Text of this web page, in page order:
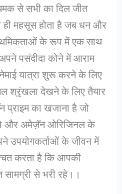
से सभी का दिल जीत
ही महसूस होता है जब धन और
के रूप में एक साथ
पसंदीदा कोने में आराम
यात्रा शुरू करने के लिए
श्रृंखला देखने के लिए तैयार
प्राइम का खजाना है जो
और अमेज़ॅन ओरिजिनल के
उपयोगकर्ताओं के जीवन में
करता है कि आपकी
से भरी रहे।।